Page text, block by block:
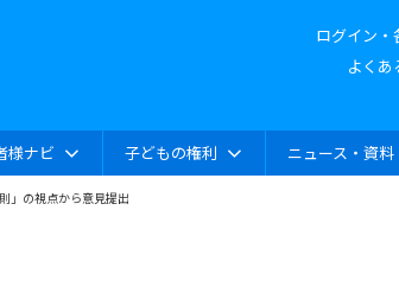
ログイン・
よくあ
様ナビ 子どもの権利 ニュース・資
」の視点から意見提出